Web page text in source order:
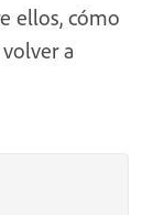
ellos, cómo
a